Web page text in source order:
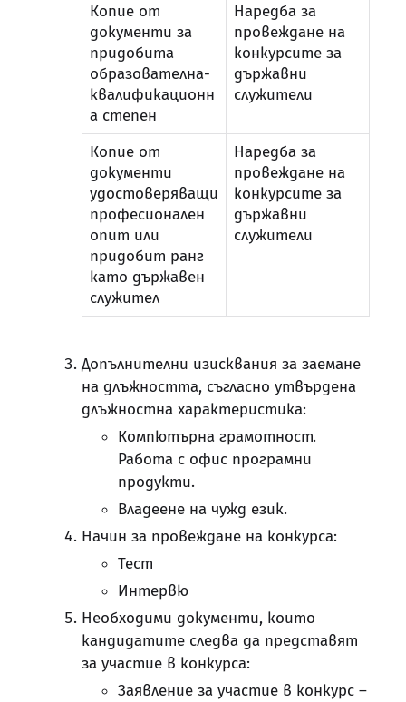
Копие от
документи за
придобита
образователна-
квалификационн
а степен
Наредба за
провеждане на
конкурсите за
държавни
служители
Копие от
документи
удостоверяващи
професионален
опит или
придобит ранг
като държавен
служител
Наредба за
провеждане на
конкурсите за
държавни
служители
Допълнителни изисквания за заемане
на длъжността, съгласно утвърдена
длъжностна характеристика:
Компютърна грамотност.
Работа с офис програмни
продукти.
Владеене на чужд език.
Начин за провеждане на конкурса:
Тест
Интервю
Необходими документи, които
кандидатите следва да представят
за участие в конкурса:
Заявление за участие в конкурс –